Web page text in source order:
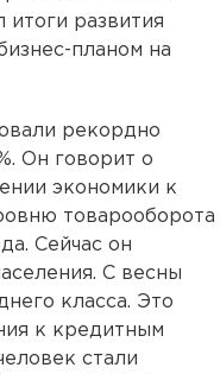
развития
планом на
рекордно
Он говорит о
экономики к
товарооборота
Сейчас он
С весны
класса. Это
к кредитным
стали